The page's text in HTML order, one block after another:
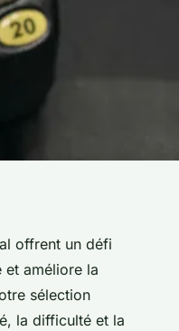
bois et
votre
offrent un défi
et améliore la
sélection
la difficulté et la